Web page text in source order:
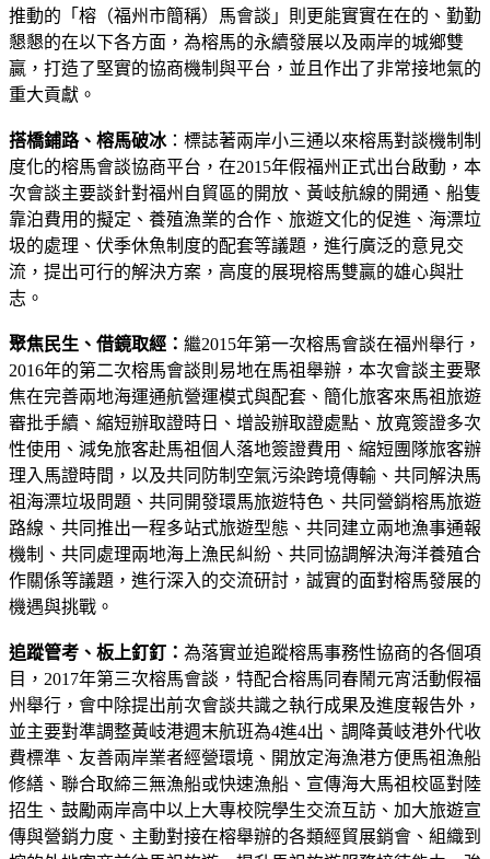
推動的「榕（福州市簡稱）馬會談」則更能實實在在的、勤勤
懇懇的在以下各方面，為榕馬的永續發展以及兩岸的城鄉雙
贏，打造了堅實的協商機制與平台，並且作出了非常接地氣的
重大貢獻。
搭橋鋪路、榕馬破冰：標誌著兩岸小三通以來榕馬對談機制制
度化的榕馬會談協商平台，在2015年假福州正式出台啟動，本
次會談主要談針對福州自貿區的開放、黃岐航線的開通、船隻
靠泊費用的擬定、養殖漁業的合作、旅遊文化的促進、海漂垃
圾的處理、伏季休魚制度的配套等議題，進行廣泛的意見交
流，提出可行的解決方案，高度的展現榕馬雙贏的雄心與壯
志。
聚焦民生、借鏡取經： 繼2015年第一次榕馬會談在福州舉行，
2016年的第二次榕馬會談則易地在馬祖舉辦，本次會談主要聚
焦在完善兩地海運通航營運模式與配套、簡化旅客來馬祖旅遊
審批手續、縮短辦取證時日、增設辦取證處點、放寬簽證多次
性使用、減免旅客赴馬祖個人落地簽證費用、縮短團隊旅客辦
理入馬證時間，以及共同防制空氣污染跨境傳輸、共同解決馬
祖海漂垃圾問題、共同開發環馬旅遊特色、共同營銷榕馬旅遊
路線、共同推出一程多站式旅遊型態、共同建立兩地漁事通報
機制、共同處理兩地海上漁民糾紛、共同協調解決海洋養殖合
作關係等議題，進行深入的交流研討，誠實的面對榕馬發展的
機遇與挑戰。
追蹤管考、板上釘釘： 為落實並追蹤榕馬事務性協商的各個項
目，2017年第三次榕馬會談，特配合榕馬同春鬧元宵活動假福
州舉行，會中除提出前次會談共識之執行成果及進度報告外，
並主要對準調整黃岐港週末航班為4進4出、調降黃岐港外代收
費標準、友善兩岸業者經營環境、開放定海漁港方便馬祖漁船
修繕、聯合取締三無漁船或快速漁船、宣傳海大馬祖校區對陸
招生、鼓勵兩岸高中以上大專校院學生交流互訪、加大旅遊宣
傳與營銷力度、主動對接在榕舉辦的各類經貿展銷會、組織到